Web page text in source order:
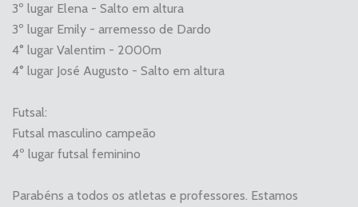
3º lugar Elena - Salto em altura
3º lugar Emily - arremesso de Dardo
4° lugar Valentim - 2000m
4° lugar José Augusto - Salto em altura
Futsal:
Futsal masculino campeão
4º lugar futsal feminino
Parabéns a todos os atletas e professores. Estamos